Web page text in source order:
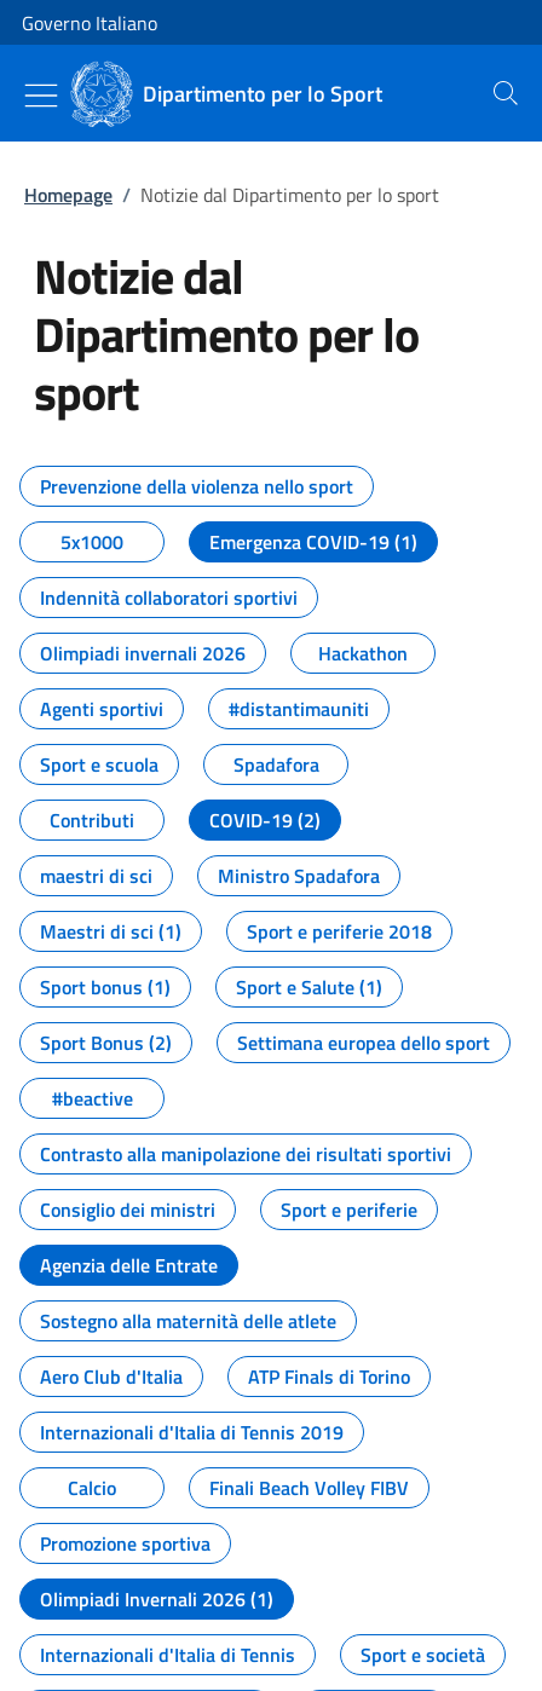
Vai al contenuto
Vai alla navigazione del sito
Governo Italiano
Dipartimento per lo Sport Cerca
Homepage / Notizie dal Dipartimento per lo sport
Notizie dal
Dipartimento per lo
sport
Tutti i contenuti della pagina
Prevenzione della violenza nello sport
5x1000
Emergenza COVID-19 (1)
Indennità collaboratori sportivi
Olimpiadi invernali 2026
Hackathon
Agenti sportivi
#distantimauniti
Sport e scuola
Spadafora
Contributi
COVID-19 (2)
maestri di sci
Ministro Spadafora
Maestri di sci (1)
Sport e periferie 2018
Sport bonus (1)
Sport e Salute (1)
Sport Bonus (2)
Settimana europea dello sport
#beactive
Contrasto alla manipolazione dei risultati sportivi
Consiglio dei ministri
Sport e periferie
Agenzia delle Entrate
Sostegno alla maternità delle atlete
Aero Club d'Italia
ATP Finals di Torino
Internazionali d'Italia di Tennis 2019
Calcio
Finali Beach Volley FIBV
Promozione sportiva
Olimpiadi Invernali 2026 (1)
Internazionali d'Italia di Tennis
Sport e società